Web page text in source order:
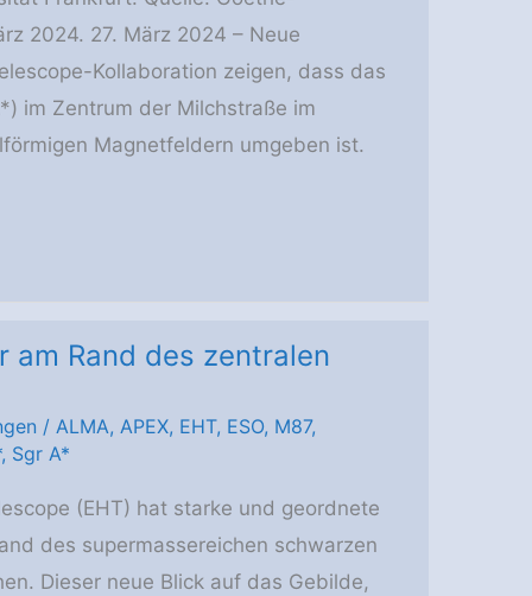
2024. 27. März 2024 – Neue
Kollaboration zeigen, dass das
im Zentrum der Milchstraße im
Magnetfeldern umgeben ist.
am Rand des zentralen
/ ALMA, APEX, EHT, ESO, M87,
, Sgr A*
(EHT) hat starke und geordnete
des supermassereichen schwarzen
Dieser neue Blick auf das Gebilde,